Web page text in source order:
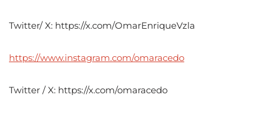
Twitter/ X: https://x.com/OmarEnriqueVzla
https://www.instagram.com/omaracedo
Twitter / X: https://x.com/omaracedo